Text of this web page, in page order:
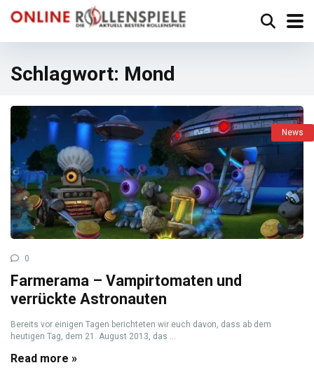
Schlagwort: Mond
News
0
Farmerama – Vampirtomaten und
verrückte Astronauten
Bereits vor einigen Tagen berichteten wir euch davon, dass ab dem
heutigen Tag, dem 21. August 2013, das ...
Read more »